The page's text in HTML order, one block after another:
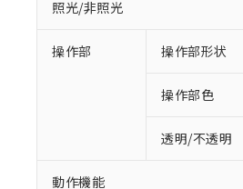
照光/非照光
操作部 操作部形状
操作部色
透明/不透明
動作機能